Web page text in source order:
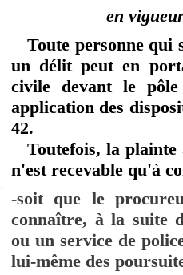
en
Toute personne qui
un délit peut en
civile devant le
application des
42.
Toutefois, la plainte
n'est recevable qu'à
-soit que le
connaître, à la suite
ou un service de
lui-même des